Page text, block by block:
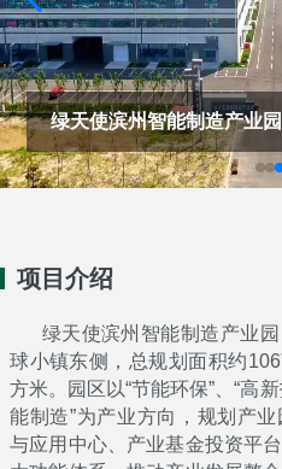
绿天使滨州智能制造产业园
项目介绍
绿天使滨州智能制造产业园
球小镇东侧，总规划面积约
方米。园区以“节能环保”、“高新
能制造”为产业方向，规划产
与应用中心、产业基金投资平